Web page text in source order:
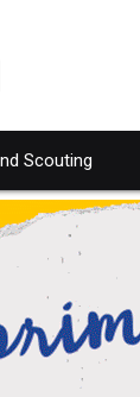
Scouting